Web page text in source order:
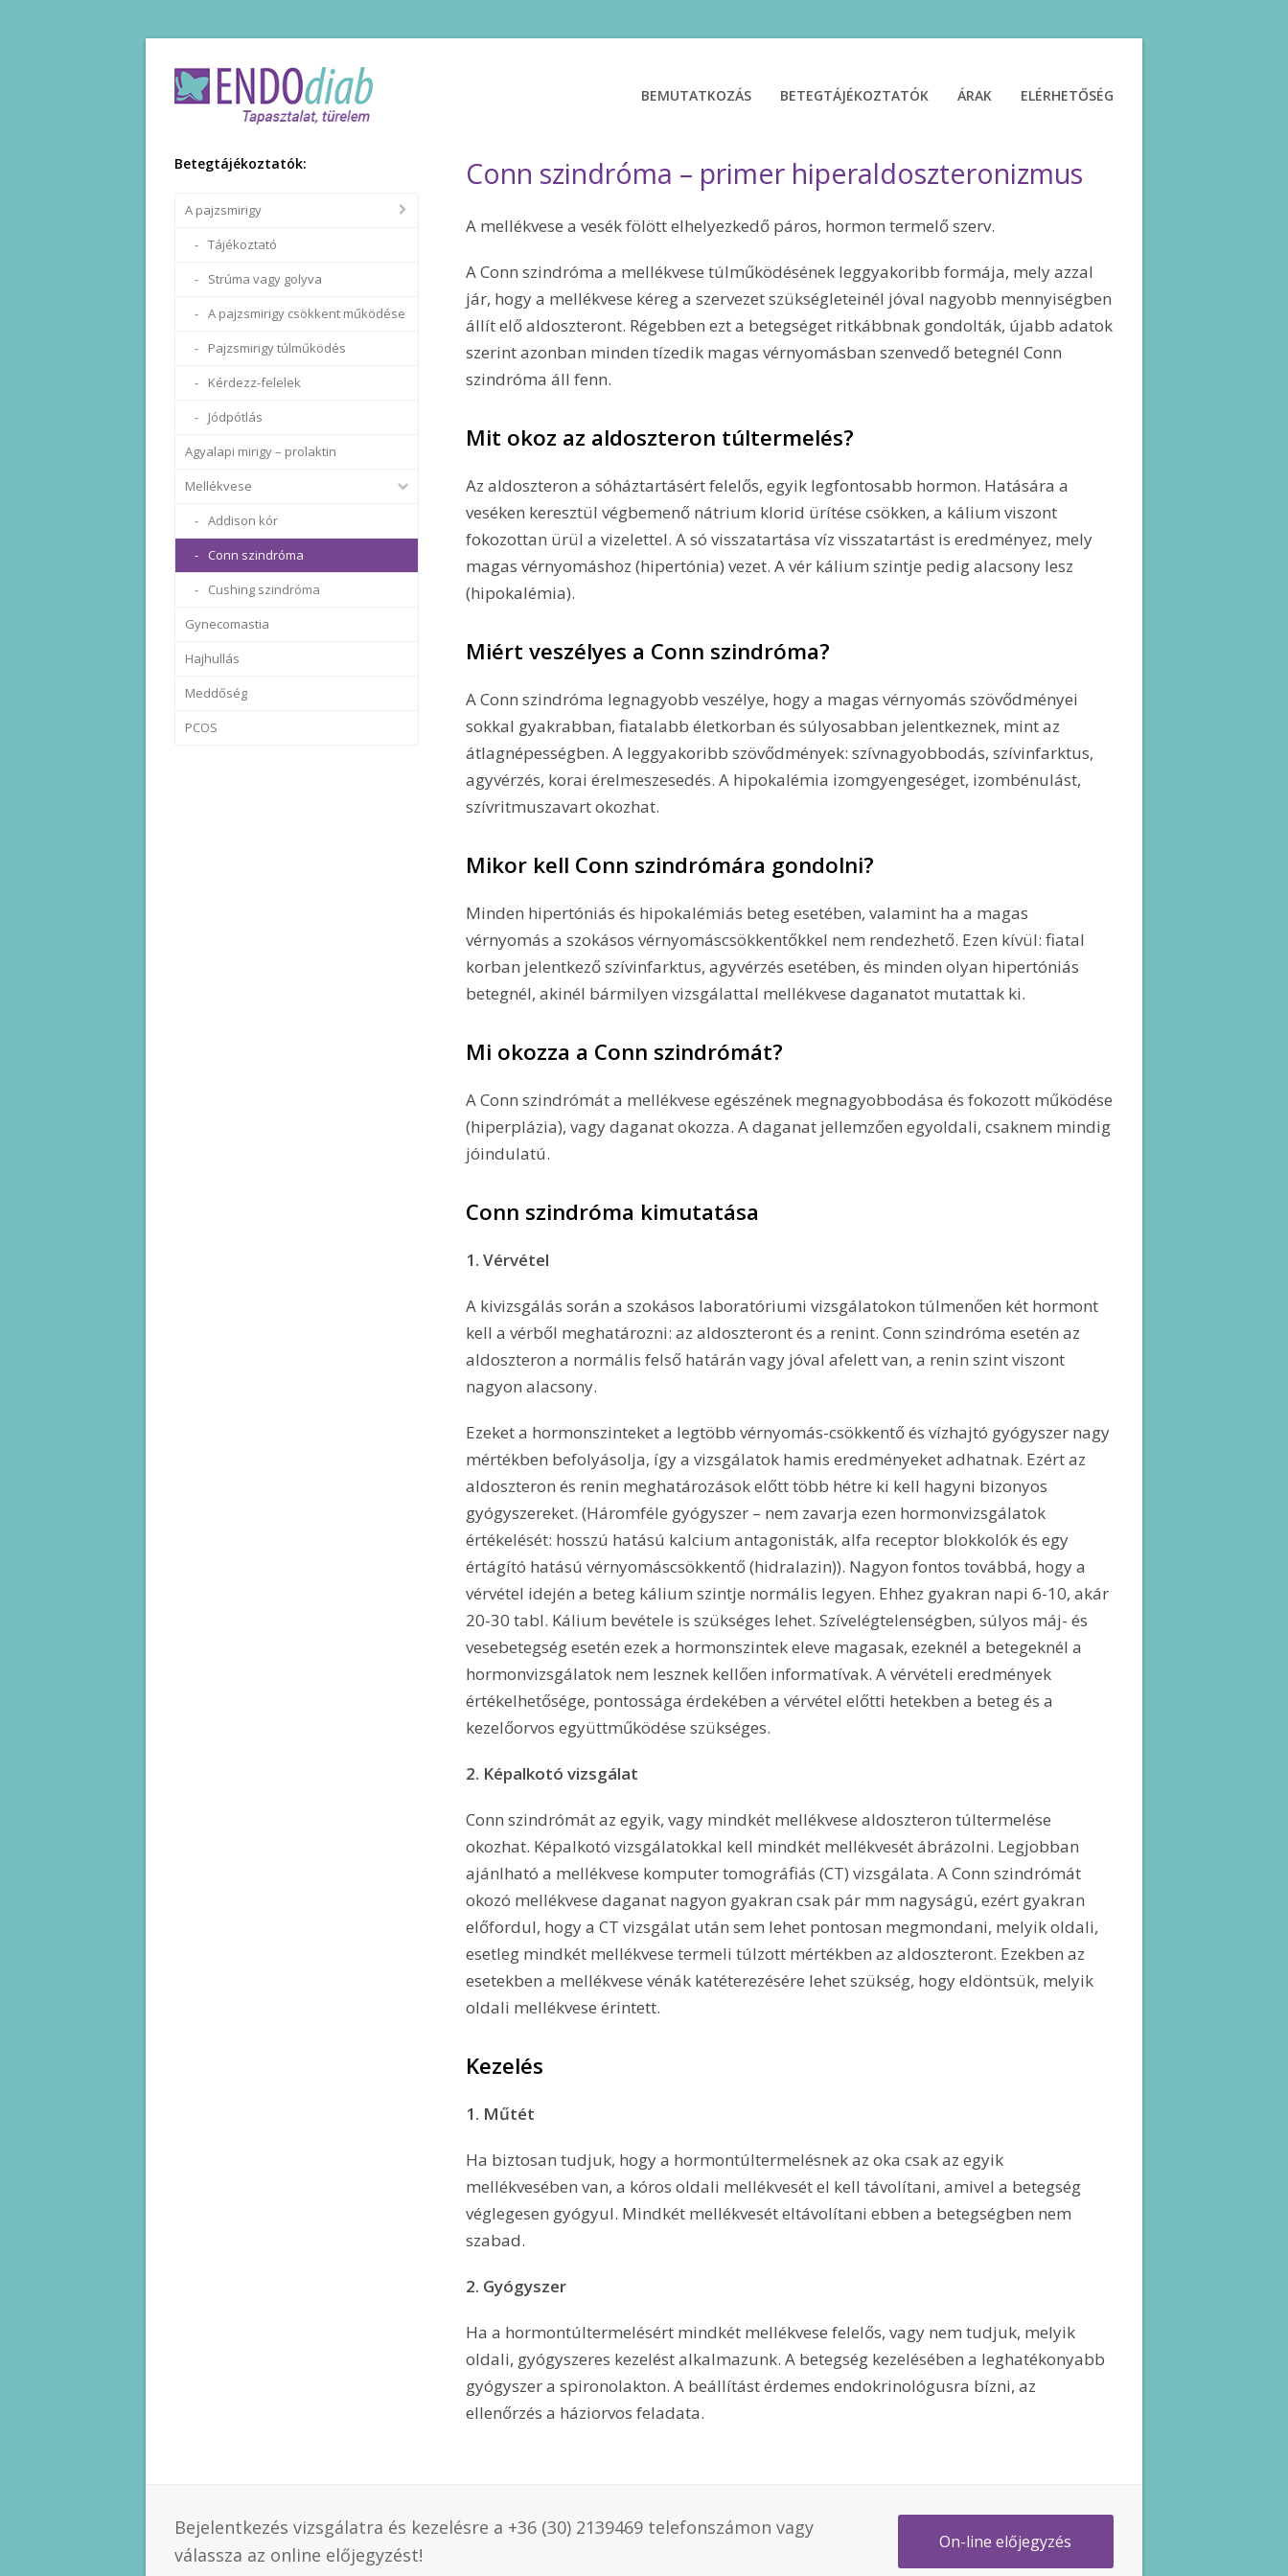
BEMUTATKOZÁS BETEGTÁJÉKOZTATÓK ÁRAK ELÉRHETŐSÉG
Conn szindróma – primer hiperaldoszteronizmus
A mellékvese a vesék fölött elhelyezkedő páros, hormon termelő szerv.
A Conn szindróma a mellékvese túlműködésének leggyakoribb formája, mely azzal
jár, hogy a mellékvese kéreg a szervezet szükségleteinél jóval nagyobb mennyiségben
állít elő aldoszteront. Régebben ezt a betegséget ritkábbnak gondolták, újabb adatok
szerint azonban minden tízedik magas vérnyomásban szenvedő betegnél Conn
szindróma áll fenn.
Mit okoz az aldoszteron túltermelés?
Az aldoszteron a sóháztartásért felelős, egyik legfontosabb hormon. Hatására a
veséken keresztül végbemenő nátrium klorid ürítése csökken, a kálium viszont
fokozottan ürül a vizelettel. A só visszatartása víz visszatartást is eredményez, mely
magas vérnyomáshoz (hipertónia) vezet. A vér kálium szintje pedig alacsony lesz
(hipokalémia).
Miért veszélyes a Conn szindróma?
A Conn szindróma legnagyobb veszélye, hogy a magas vérnyomás szövődményei
sokkal gyakrabban, fiatalabb életkorban és súlyosabban jelentkeznek, mint az
átlagnépességben. A leggyakoribb szövődmények: szívnagyobbodás, szívinfarktus,
agyvérzés, korai érelmeszesedés. A hipokalémia izomgyengeséget, izombénulást,
szívritmuszavart okozhat.
Mikor kell Conn szindrómára gondolni?
Minden hipertóniás és hipokalémiás beteg esetében, valamint ha a magas
vérnyomás a szokásos vérnyomáscsökkentőkkel nem rendezhető. Ezen kívül: fiatal
korban jelentkező szívinfarktus, agyvérzés esetében, és minden olyan hipertóniás
betegnél, akinél bármilyen vizsgálattal mellékvese daganatot mutattak ki.
Mi okozza a Conn szindrómát?
A Conn szindrómát a mellékvese egészének megnagyobbodása és fokozott működése
(hiperplázia), vagy daganat okozza. A daganat jellemzően egyoldali, csaknem mindig
jóindulatú.
Conn szindróma kimutatása
1. Vérvétel
A kivizsgálás során a szokásos laboratóriumi vizsgálatokon túlmenően két hormont
kell a vérből meghatározni: az aldoszteront és a renint. Conn szindróma esetén az
aldoszteron a normális felső határán vagy jóval afelett van, a renin szint viszont
nagyon alacsony.
Ezeket a hormonszinteket a legtöbb vérnyomás-csökkentő és vízhajtó gyógyszer nagy
mértékben befolyásolja, így a vizsgálatok hamis eredményeket adhatnak. Ezért az
aldoszteron és renin meghatározások előtt több hétre ki kell hagyni bizonyos
gyógyszereket. (Háromféle gyógyszer – nem zavarja ezen hormonvizsgálatok
értékelését: hosszú hatású kalcium antagonisták, alfa receptor blokkolók és egy
értágító hatású vérnyomáscsökkentő (hidralazin)). Nagyon fontos továbbá, hogy a
vérvétel idején a beteg kálium szintje normális legyen. Ehhez gyakran napi 6-10, akár
20-30 tabl. Kálium bevétele is szükséges lehet. Szívelégtelenségben, súlyos máj- és
vesebetegség esetén ezek a hormonszintek eleve magasak, ezeknél a betegeknél a
hormonvizsgálatok nem lesznek kellően informatívak. A vérvételi eredmények
értékelhetősége, pontossága érdekében a vérvétel előtti hetekben a beteg és a
kezelőorvos együttműködése szükséges.
2. Képalkotó vizsgálat
Conn szindrómát az egyik, vagy mindkét mellékvese aldoszteron túltermelése
okozhat. Képalkotó vizsgálatokkal kell mindkét mellékvesét ábrázolni. Legjobban
ajánlható a mellékvese komputer tomográfiás (CT) vizsgálata. A Conn szindrómát
okozó mellékvese daganat nagyon gyakran csak pár mm nagyságú, ezért gyakran
előfordul, hogy a CT vizsgálat után sem lehet pontosan megmondani, melyik oldali,
esetleg mindkét mellékvese termeli túlzott mértékben az aldoszteront. Ezekben az
esetekben a mellékvese vénák katéterezésére lehet szükség, hogy eldöntsük, melyik
oldali mellékvese érintett.
Kezelés
1. Műtét
Ha biztosan tudjuk, hogy a hormontúltermelésnek az oka csak az egyik
mellékvesében van, a kóros oldali mellékvesét el kell távolítani, amivel a betegség
véglegesen gyógyul. Mindkét mellékvesét eltávolítani ebben a betegségben nem
szabad.
2. Gyógyszer
Ha a hormontúltermelésért mindkét mellékvese felelős, vagy nem tudjuk, melyik
oldali, gyógyszeres kezelést alkalmazunk. A betegség kezelésében a leghatékonyabb
gyógyszer a spironolakton. A beállítást érdemes endokrinológusra bízni, az
ellenőrzés a háziorvos feladata.
Betegtájékoztatók:
A pajzsmirigy
Tájékoztató
Strúma vagy golyva
A pajzsmirigy csökkent működése
Pajzsmirigy túlműködés
Kérdezz-felelek
Jódpótlás
Agyalapi mirigy – prolaktin
Mellékvese
Addison kór
Conn szindróma
Cushing szindróma
Gynecomastia
Hajhullás
Meddőség
PCOS
Bejelentkezés vizsgálatra és kezelésre a +36 (30) 2139469 telefonszámon vagy
válassza az online előjegyzést!
On-line előjegyzés